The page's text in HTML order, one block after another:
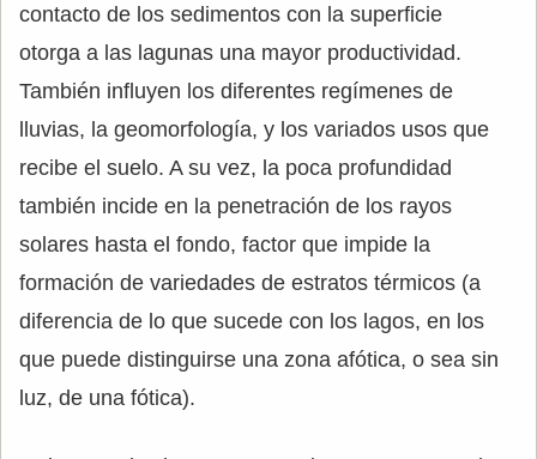
contacto de los sedimentos con la superficie
otorga a las lagunas una mayor productividad.
También influyen los diferentes regímenes de
lluvias, la geomorfología, y los variados usos que
recibe el suelo. A su vez, la poca profundidad
también incide en la penetración de los rayos
solares hasta el fondo, factor que impide la
formación de variedades de estratos térmicos (a
diferencia de lo que sucede con los lagos, en los
que puede distinguirse una zona afótica, o sea sin
luz, de una fótica).